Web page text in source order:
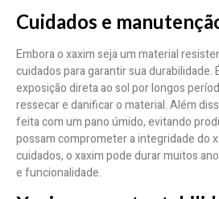
Cuidados e
Embora o xaxim seja um material
cuidados para garantir sua durabilidade.
exposição direta ao sol por longos
ressecar e danificar o material. Além
feita com um pano úmido, evitando
possam comprometer a integridade do
cuidados, o xaxim pode durar muitos
e funcionalidade.